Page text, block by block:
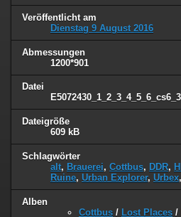
Veröffentlicht am
Dienstag 9 August 2016
Abmessungen
1200*901
Datei
Dateigröße
609 kB
Schlagwörter
alt, Brauerei, Cottbus, DDR,
Ruine, Urban Explorer, Urbex,
Alben
Cottbus / Lost Places /